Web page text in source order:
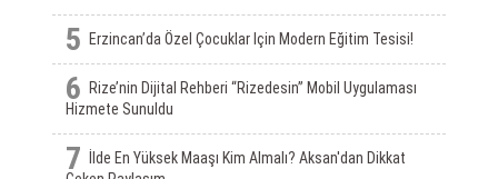
5 Erzincan’da Özel Çocuklar Için Modern Eğitim Tesisi!
6
Rize’nin Dijital Rehberi “Rizedesin” Mobil Uygulaması
Hizmete Sunuldu
7
İlde En Yüksek Maaşı Kim Almalı? Aksan'dan Dikkat